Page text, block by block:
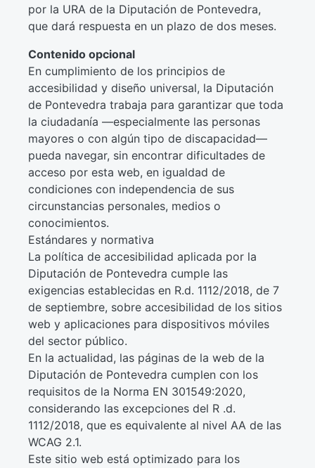
por la URA de la Diputación de Pontevedra,
que dará respuesta en un plazo de dos meses.
Contenido opcional
En cumplimiento de los principios de
accesibilidad y diseño universal, la Diputación
de Pontevedra trabaja para garantizar que toda
la ciudadanía —especialmente las personas
mayores o con algún tipo de discapacidad—
pueda navegar, sin encontrar dificultades de
acceso por esta web, en igualdad de
condiciones con independencia de sus
circunstancias personales, medios o
conocimientos.
Estándares y normativa
La política de accesibilidad aplicada por la
Diputación de Pontevedra cumple las
exigencias establecidas en R.d. 1112/2018, de 7
de septiembre, sobre accesibilidad de los sitios
web y aplicaciones para dispositivos móviles
del sector público.
En la actualidad, las páginas de la web de la
Diputación de Pontevedra cumplen con los
requisitos de la Norma EN 301549:2020,
considerando las excepciones del R .d.
1112/2018, que es equivalente al nivel AA de las
WCAG 2.1.
Este sitio web está optimizado para los